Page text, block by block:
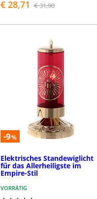
€ 28,71 € 31,90
-9%
Elektrisches Standewiglicht
fűr das Allerheiligste im
Empire-Stil
VORRÄTIG